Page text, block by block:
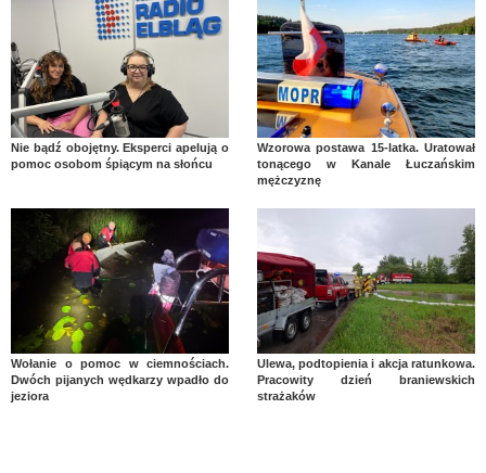
Nie bądź obojętny. Eksperci apelują o
pomoc osobom śpiącym na słońcu
Wzorowa postawa 15-latka. Uratował
tonącego w Kanale Łuczańskim
mężczyznę
Wołanie o pomoc w ciemnościach.
Dwóch pijanych wędkarzy wpadło do
jeziora
Ulewa, podtopienia i akcja ratunkowa.
Pracowity dzień braniewskich
strażaków